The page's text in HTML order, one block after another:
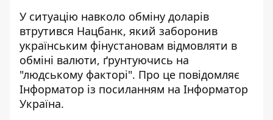
У ситуацію навколо обміну доларів
втрутився Нацбанк, який заборонив
українським фінустановам відмовляти в
обміні валюти, ґрунтуючись на
"людському факторі". Про це повідомляє
Інформатор із посиланням на Інформатор
Україна.